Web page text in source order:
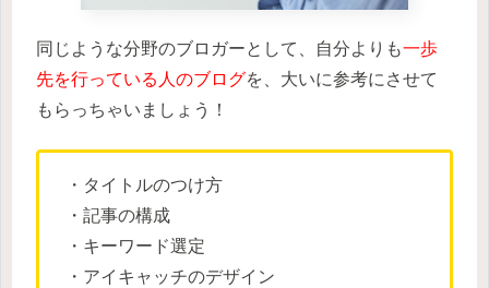
同じような分野のブロガーとして、自分よりも一歩
先を行っている人のブログを、大いに参考にさせて
もらっちゃいましょう！
・タイトルのつけ方
・記事の構成
・キーワード選定
・アイキャッチのデザイン